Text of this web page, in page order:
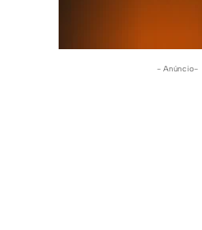
- Anúncio-